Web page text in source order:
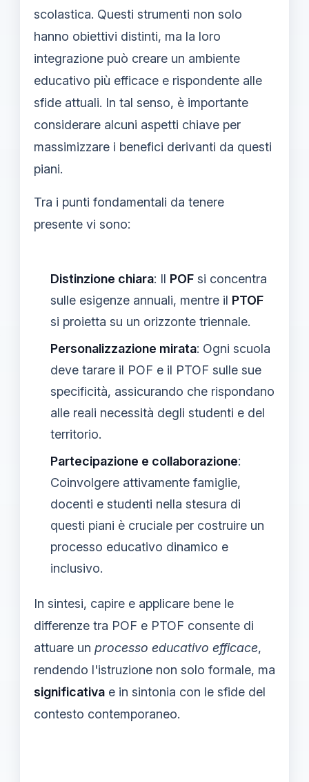
scolastica. Questi strumenti non solo
hanno obiettivi distinti, ma la loro
integrazione può creare un ambiente
educativo più efficace e rispondente alle
sfide attuali. In tal senso, è importante
considerare alcuni aspetti chiave per
massimizzare i benefici derivanti da questi
piani.
Tra i punti fondamentali da tenere
presente vi sono:
Distinzione chiara: Il POF si concentra
sulle esigenze annuali, mentre il PTOF
si proietta su un orizzonte triennale.
Personalizzazione mirata: Ogni scuola
deve tarare il POF e il PTOF sulle sue
specificità, assicurando che rispondano
alle reali necessità degli studenti e del
territorio.
Partecipazione e collaborazione:
Coinvolgere attivamente famiglie,
docenti e studenti nella stesura di
questi piani è cruciale per costruire un
processo educativo dinamico e
inclusivo.
In sintesi, capire e applicare bene le
differenze tra POF e PTOF consente di
attuare un processo educativo efficace,
rendendo l'istruzione non solo formale, ma
significativa e in sintonia con le sfide del
contesto contemporaneo.